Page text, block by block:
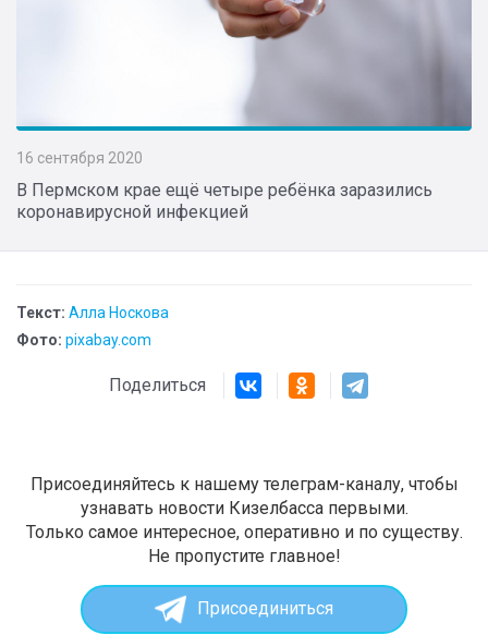
16 сентября 2020
В Пермском крае ещё четыре ребёнка заразились
коронавирусной инфекцией
Текст: Алла Носкова
Фото: pixabay.com
Поделиться
Присоединяйтесь к нашему телеграм-каналу, чтобы
узнавать новости Кизелбасса первыми.
Только самое интересное, оперативно и по существу.
Не пропустите главное!
Присоединиться